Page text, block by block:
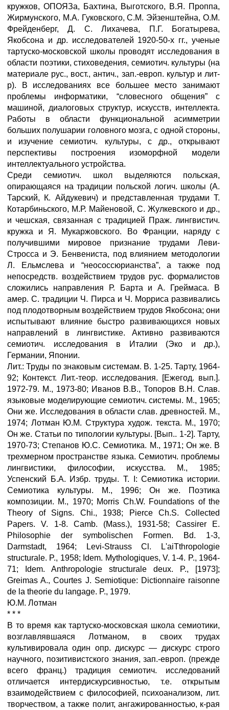
кружков, ОПОЯЗа, Бахтина, Выготского, В.Я. Проппа,
Жирмунского, М.А. Гуковского, С.М. Эйзенштейна, О.М.
Фрейденберг, Д. С. Лихачева, П.Г. Богатырева,
Якобсона и др. исследователей 1920-50-х гг., ученые
тартуско-московской школы проводят исследования в
области поэтики, стиховедения, семиотич. культуры (на
материале рус., вост., антич., зап.-европ. культур и лит-
р). В исследованиях все большее место занимают
проблемы информатики, “словесного общения” с
машиной, диалоговых структур, искусств, интеллекта.
Работы в области функциональной асимметрии
больших полушарии головного мозга, с одной стороны,
и изучение семиотич. культуры, с др., открывают
перспективы построения изоморфной модели
интеллектуального устройства.
Среди семиотич. школ выделяются польская,
опирающаяся на традиции польской логич. школы (А.
Тарский, К. Айдукевич) и представленная трудами Т.
Котарбиньского, М.Р. Майеновой, С. Жулкевского и др.,
и чешская, связанная с традицией Праж. лингвистич.
кружка и Я. Мукаржовского. Во Франции, наряду с
получившими мировое признание трудами Леви-
Стросса и Э. Бенвениста, под влиянием методологии
Л. Ельмслева и “неососсюрианства”, а также под
непосредств. воздействием трудов рус. формалистов
сложились направления Р. Барта и А. Греймаса. В
амер. С. традиции Ч. Пирса и Ч. Морриса развивались
под плодотворным воздействием трудов Якобсона; они
испытывают влияние быстро развивающихся новых
направлений в лингвистике. Активно развиваются
семиотич. исследования в Италии (Эко и др.),
Германии, Японии.
Лит.: Труды по знаковым системам. В. 1-25. Тарту, 1964-
92; Контекст. Лит.-теор. исследования. [Ежегод. вып.].
1972-79. М., 1973-80; Иванов В.В., Топоров В.Н. Слав.
языковые моделирующие семиотич. системы. М., 1965;
Они же. Исследования в области слав. древностей. М.,
1974; Лотман Ю.М. Структура худож. текста. М., 1970;
Он же. Статьи по типологии культуры. [Вып.. 1-2]. Тарту,
1970-73; Степанов Ю.С. Семиотика. М., 1971; Он же. В
трехмерном пространстве языка. Семиотич. проблемы
лингвистики, философии, искусства. М., 1985;
Успенский Б.А. Избр. труды. Т. I: Семиотика истории.
Семиотика культуры. М., 1996; Он же. Поэтика
композиции. М., 1970; Morris Ch.W. Foundations of the
Theory of Signs. Chi., 1938; Pierce Ch.S. Collected
Papers. V. 1-8. Camb. (Mass.), 1931-58; Cassirer E.
Philosophie der symbolischen Formen. Bd. 1-3,
Darmstadt, 1964; Levi-Strauss Cl. L'aiTthropologie
structurale. P., 1958; Idem. Mythologiques, V. 1-4. P., 1964-
71; Idem. Anthropologie structurale deux. P., [1973];
Greimas A., Courtes J. Semiotique: Dictionnaire raisonne
de la theorie du langage. P., 1979.
Ю.М. Лотман
* * *
В то время как тартуско-московская школа семиотики,
возглавлявшаяся Лотманом, в своих трудах
культивировала один опр. дискурс — дискурс строго
научного, позитивистского знания, зап.-европ. (прежде
всего франц.) традиция семиотич. исследований
отличается интердискурсивностью, т.е. открытым
взаимодействием с философией, психоанализом, лит.
творчеством, а также полит, ангажированностью, к-рая